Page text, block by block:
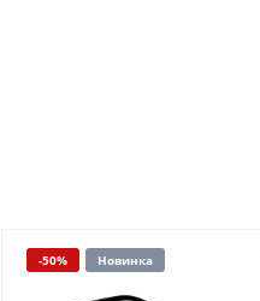
-50% Новинка